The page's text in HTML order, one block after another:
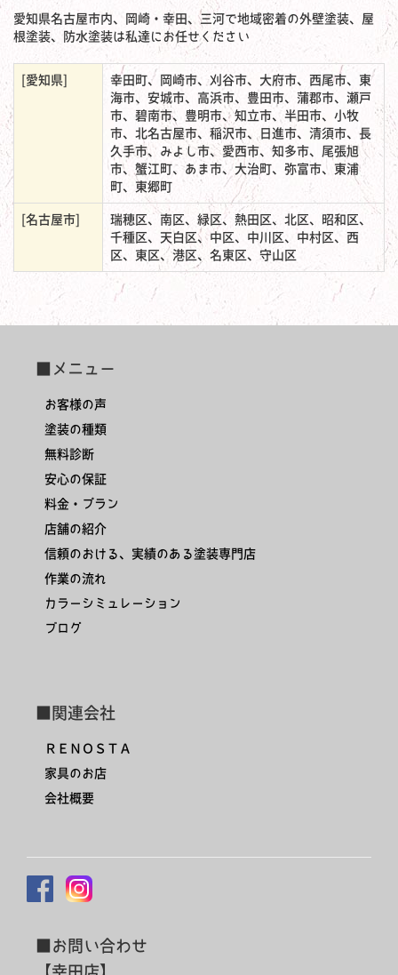
愛知県名古屋市内、岡崎・幸田、三河で地域密着の外壁塗装、屋
根塗装、防水塗装は私達にお任せください
[愛知県]
幸田町、岡崎市、刈谷市、大府市、西尾市、東
海市、安城市、高浜市、豊田市、蒲郡市、瀬戸
市、碧南市、豊明市、知立市、半田市、小牧
市、北名古屋市、稲沢市、日進市、清須市、長
久手市、みよし市、愛西市、知多市、尾張旭
市、蟹江町、あま市、大治町、弥富市、東浦
町、東郷町
[名古屋市]
瑞穂区、南区、緑区、熱田区、北区、昭和区、
千種区、天白区、中区、中川区、中村区、西
区、東区、港区、名東区、守山区
■メニュー
お客様の声
塗装の種類
無料診断
安心の保証
料金・プラン
店舗の紹介
信頼のおける、実績のある塗装専門店
作業の流れ
カラーシミュレーション
ブログ
■関連会社
ＲＥＮＯＳＴＡ
家具のお店
会社概要
■お問い合わせ
【幸田店】